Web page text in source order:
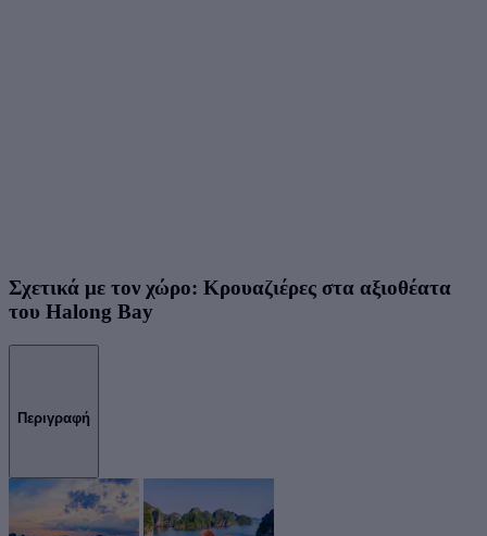
Σχετικά με τον χώρο: Κρουαζιέρες στα αξιοθέατα
του Halong Bay
Περιγραφή